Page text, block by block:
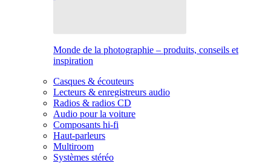
Monde de la photographie – produits, conseils et
inspiration
Casques & écouteurs
Lecteurs & enregistreurs audio
Radios & radios CD
Audio pour la voiture
Composants hi-fi
Haut-parleurs
Multiroom
Systèmes stéréo